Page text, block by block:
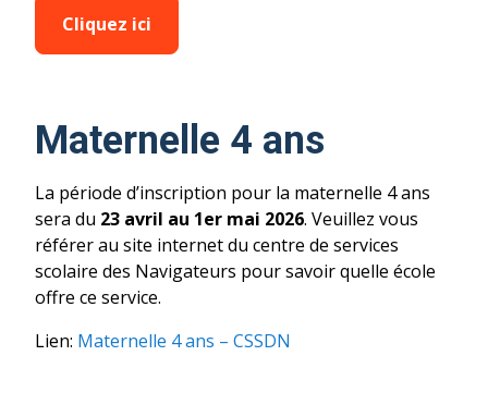
Cliquez ici
Maternelle 4 ans
La période d’inscription pour la maternelle 4 ans
sera du 23 avril au 1er mai 2026. Veuillez vous
référer au site internet du centre de services
scolaire des Navigateurs pour savoir quelle école
offre ce service.
Lien: Maternelle 4 ans – CSSDN